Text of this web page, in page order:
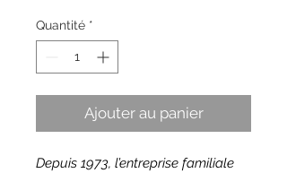
Quantité *
Ajouter au panier
Depuis 1973, l’entreprise familiale